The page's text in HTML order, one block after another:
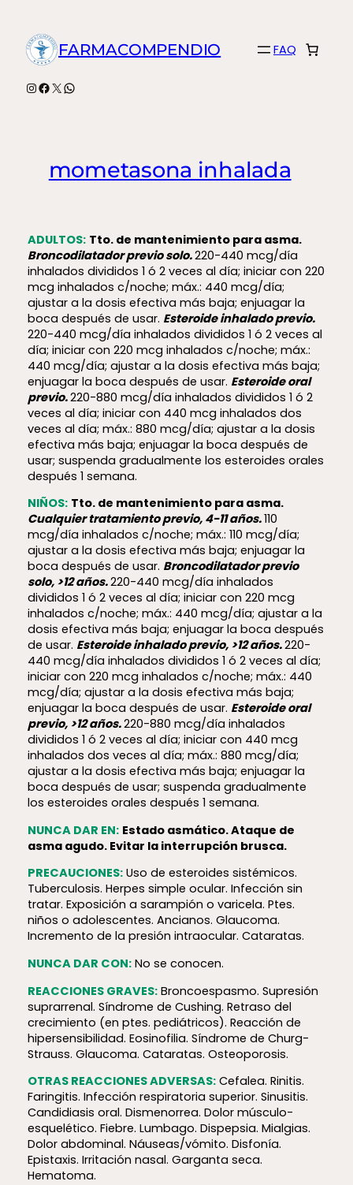
contenidoFARMACOMPENDIO FAQ
Instagram
Facebook
X WhatsApp
mometasona inhalada
ADULTOS: Tto. de mantenimiento para asma.
Broncodilatador previo solo.220-440 mcg/día
inhalados divididos 1 ó 2 veces al día; iniciar con 220
mcg inhalados c/noche; máx.: 440 mcg/día;
ajustar a la dosis efectiva más baja; enjuagar la
boca después de usar. Esteroide inhalado previo.
220-440 mcg/día inhalados divididos 1 ó 2 veces al
día; iniciar con 220 mcg inhalados c/noche; máx.:
440 mcg/día; ajustar a la dosis efectiva más baja;
enjuagar la boca después de usar. Esteroide oral
previo.220-880 mcg/día inhalados divididos 1 ó 2
veces al día; iniciar con 440 mcg inhalados dos
veces al día; máx.: 880 mcg/día; ajustar a la dosis
efectiva más baja; enjuagar la boca después de
usar; suspenda gradualmente los esteroides orales
después 1 semana.
NIÑOS: Tto. de mantenimiento para asma.
Cualquier tratamiento previo, 4-11 años.110
mcg/día inhalados c/noche; máx.: 110 mcg/día;
ajustar a la dosis efectiva más baja; enjuagar la
boca después de usar. Broncodilatador previo
solo, >12 años.220-440 mcg/día inhalados
divididos 1 ó 2 veces al día; iniciar con 220 mcg
inhalados c/noche; máx.: 440 mcg/día; ajustar a la
dosis efectiva más baja; enjuagar la boca después
de usar. Esteroide inhalado previo, >12 años.220-
440 mcg/día inhalados divididos 1 ó 2 veces al día;
iniciar con 220 mcg inhalados c/noche; máx.: 440
mcg/día; ajustar a la dosis efectiva más baja;
enjuagar la boca después de usar. Esteroide oral
previo, >12 años.220-880 mcg/día inhalados
divididos 1 ó 2 veces al día; iniciar con 440 mcg
inhalados dos veces al día; máx.: 880 mcg/día;
ajustar a la dosis efectiva más baja; enjuagar la
boca después de usar; suspenda gradualmente
los esteroides orales después 1 semana.
NUNCA DAR EN: Estado asmático. Ataque de
asma agudo. Evitar la interrupción brusca.
PRECAUCIONES:Uso de esteroides sistémicos.
Tuberculosis. Herpes simple ocular. Infección sin
tratar. Exposición a sarampión o varicela. Ptes.
niños o adolescentes. Ancianos. Glaucoma.
Incremento de la presión intraocular. Cataratas.
NUNCA DAR CON:No se conocen.
REACCIONES GRAVES:Broncoespasmo. Supresión
suprarrenal. Síndrome de Cushing. Retraso del
crecimiento (en ptes. pediátricos). Reacción de
hiper­sen­si­bi­lidad. Eosinofilia. Síndrome de Churg-
Strauss. Glaucoma. Cataratas. Osteoporosis.
OTRAS REACCIONES ADVERSAS:Cefalea. Rinitis.
Faringitis. Infección respiratoria superior. Sinusitis.
Candidiasis oral. Dismenorrea. Dolor músculo-
esquelético. Fiebre. Lumbago. Dispepsia. Mialgias.
Dolor abdominal. Náuseas/vómito. Disfonía.
Epistaxis. Irritación nasal. Garganta seca.
Hematoma.